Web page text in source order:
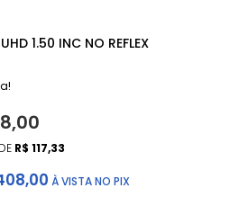
1.50 INC NO REFLEX
À VISTA NO PIX
R$ 117,33